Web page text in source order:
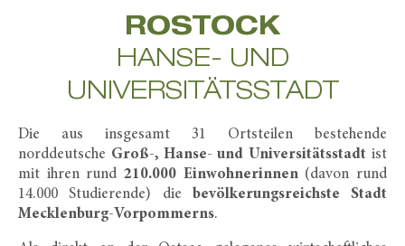
ROSTOCK
HANSE- UND
UNIVERSITÄTSSTADT
Die aus insgesamt 31 Ortsteilen bestehende
norddeutsche Groß-, Hanse- und Universitätsstadt ist
mit ihren rund 210.000 Einwohnerinnen(davon rund
14.000 Studierende) die bevölkerungsreichste Stadt
Mecklenburg-Vorpommerns.